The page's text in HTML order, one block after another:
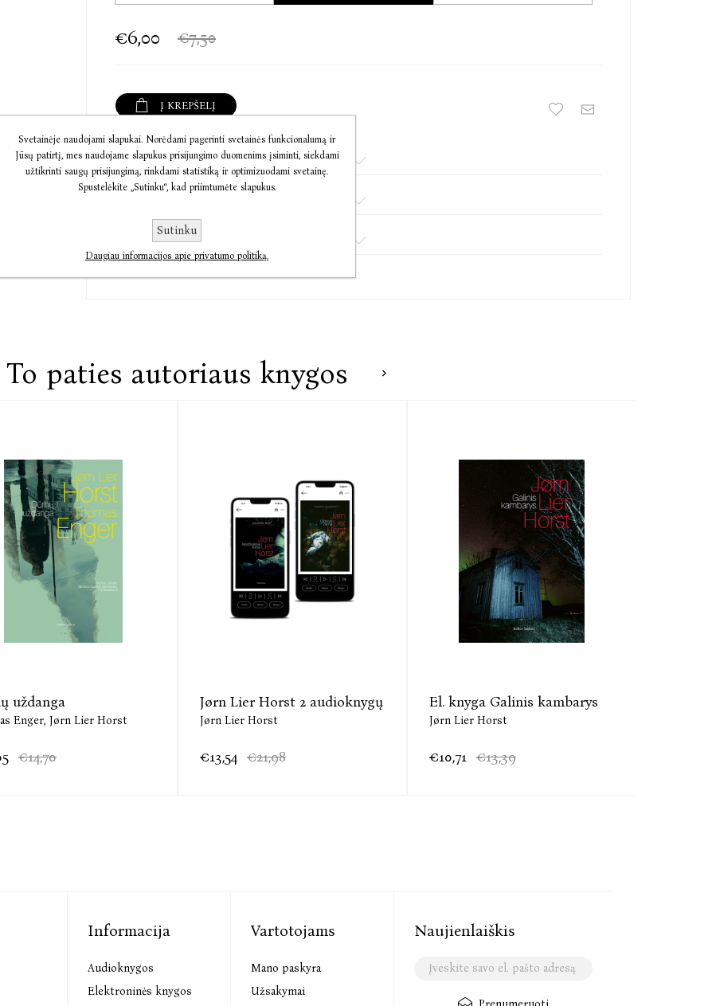
inspektoriumi, unikalią patirtį pritaiko kurdamas savo romanų siužetus. Norvegijoje itin
populiarios detektyvo Viljamo Vistingo serijos knygos ne kartą užkariavo Europos šalių
detektyvų rašytojų akademija. Šiuo metu pagal Viljamo Vistingo knygų seriją kuriamas serialas.
€6,00 €7,50
Į KREPŠELĮ
Informacija
Komentarai
Susisiekite
To paties autoriaus knygos
uždanga
Enger, Jørn Lier Horst
€14,70
Jørn Lier Horst 2 audioknygų
Jørn Lier Horst
€13,54 €21,98
El. knyga Galinis kambarys
Jørn Lier Horst
€10,71 €13,39
Informacija
Audioknygos
Elektroninės knygos
Vartotojams
Mano paskyra
Užsakymai
Naujienlaiškis
Svetainėje naudojami slapukai. Norėdami pagerinti svetainės funkcionalumą ir
Jūsų patirtį, mes naudojame slapukus prisijungimo duomenims įsiminti, siekdami
užtikrinti saugų prisijungimą, rinkdami statistiką ir optimizuodami svetainę.
Spustelėkite „Sutinku“, kad priimtumėte slapukus.
Sutinku
Daugiau informacijos apie privatumo politiką.